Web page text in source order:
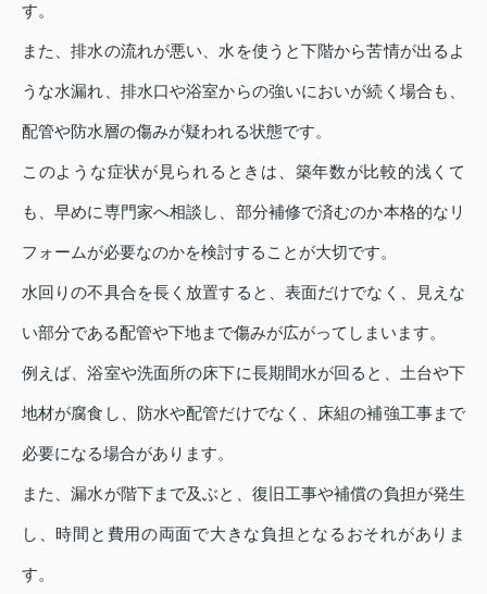
す。
また、排水の流れが悪い、水を使うと下階から苦情が出るよ
うな水漏れ、排水口や浴室からの強いにおいが続く場合も、
配管や防水層の傷みが疑われる状態です。
このような症状が見られるときは、築年数が比較的浅くて
も、早めに専門家へ相談し、部分補修で済むのか本格的なリ
フォームが必要なのかを検討することが大切です。
水回りの不具合を長く放置すると、表面だけでなく、見えな
い部分である配管や下地まで傷みが広がってしまいます。
例えば、浴室や洗面所の床下に長期間水が回ると、土台や下
地材が腐食し、防水や配管だけでなく、床組の補強工事まで
必要になる場合があります。
また、漏水が階下まで及ぶと、復旧工事や補償の負担が発生
し、時間と費用の両面で大きな負担となるおそれがありま
す。